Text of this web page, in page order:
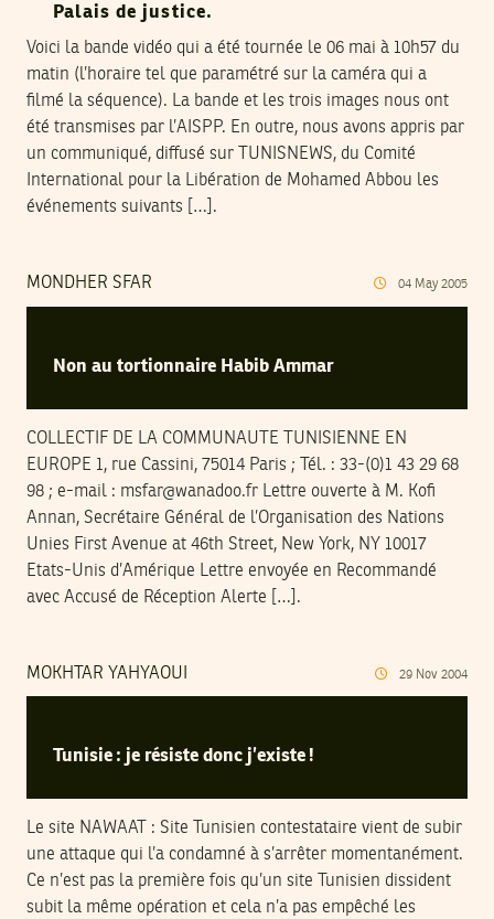
Palais de justice.
Voici la bande vidéo qui a été tournée le 06 mai à 10h57 du
matin (l’horaire tel que paramétré sur la caméra qui a
filmé la séquence). La bande et les trois images nous ont
été transmises par l’AISPP. En outre, nous avons appris par
un communiqué, diffusé sur TUNISNEWS, du Comité
International pour la Libération de Mohamed Abbou les
événements suivants […].
MONDHER SFAR 04 May 2005
Non au tortionnaire Habib Ammar
COLLECTIF DE LA COMMUNAUTE TUNISIENNE EN
EUROPE 1, rue Cassini, 75014 Paris ; Tél. : 33-(0)1 43 29 68
98 ; e-mail : msfar@wanadoo.fr Lettre ouverte à M. Kofi
Annan, Secrétaire Général de l’Organisation des Nations
Unies First Avenue at 46th Street, New York, NY 10017
Etats-Unis d’Amérique Lettre envoyée en Recommandé
avec Accusé de Réception Alerte […].
MOKHTAR YAHYAOUI 29 Nov 2004
Tunisie : je résiste donc j’existe !
Le site NAWAAT : Site Tunisien contestataire vient de subir
une attaque qui l’a condamné à s’arrêter momentanément.
Ce n’est pas la première fois qu’un site Tunisien dissident
subit la même opération et cela n’a pas empêché les